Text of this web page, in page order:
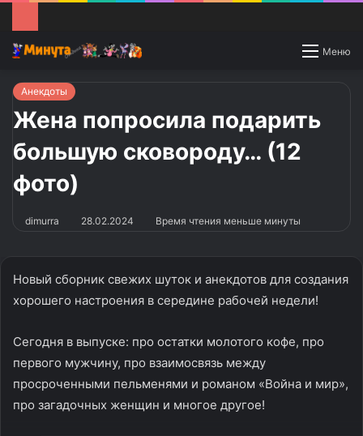
Меню
Switch
Анекдоты
Жена попросила подарить
большую сковороду… (12
фото)
dimurra 28.02.2024 Время чтения меньше минуты
Новый сборник свежих шуток и анекдотов для создания
хорошего настроения в середине рабочей недели!
Сегодня в выпуске: про остатки молотого кофе, про
первого мужчину, про взаимосвязь между
просроченными пельменями и романом «Война и мир»,
про загадочных женщин и многое другое!